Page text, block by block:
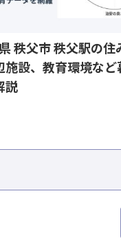
秩父市 秩父駅の住
施設、教育環境など
説